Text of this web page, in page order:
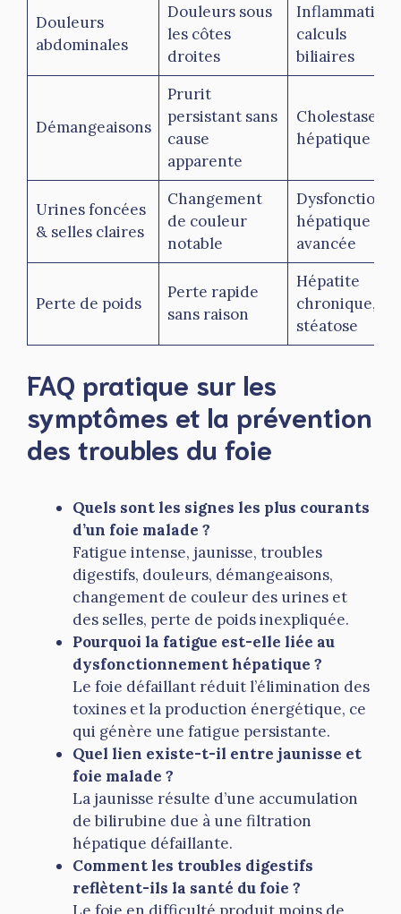
Douleurs
abdominales
Douleurs sous
les côtes
droites
Inflammation,
calculs
biliaires
Démangeaisons
Prurit
persistant sans
cause
apparente
Cholestase
hépatique
Urines foncées
& selles claires
Changement
de couleur
notable
Dysfonction
hépatique
avancée
Perte de poids
Perte rapide
sans raison
Hépatite
chronique,
stéatose
FAQ pratique sur les
symptômes et la prévention
des troubles du foie
Quels sont les signes les plus courants
d’un foie malade ?
Fatigue intense, jaunisse, troubles
digestifs, douleurs, démangeaisons,
changement de couleur des urines et
des selles, perte de poids inexpliquée.
Pourquoi la fatigue est-elle liée au
dysfonctionnement hépatique ?
Le foie défaillant réduit l’élimination des
toxines et la production énergétique, ce
qui génère une fatigue persistante.
Quel lien existe-t-il entre jaunisse et
foie malade ?
La jaunisse résulte d’une accumulation
de bilirubine due à une filtration
hépatique défaillante.
Comment les troubles digestifs
reflètent-ils la santé du foie ?